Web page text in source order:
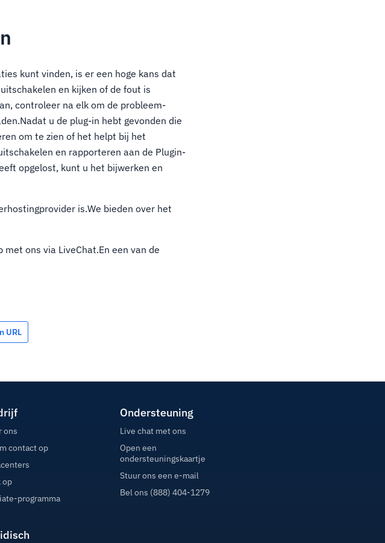
kunt vinden, is er een hoge kans dat
en kijken of de fout is
controleer na elk om de probleem-
u de plug-in hebt gevonden die
om te zien of het helpt bij het
en rapporteren aan de Plugin-
opgelost, kunt u het bijwerken en
is.We bieden over het
ons via LiveChat.En een van de
URL
ons
contact op
op
programma
Ondersteuning
Live chat met ons
Open een
ondersteuningskaartje
Stuur ons een e-mail
Bel ons (888) 404-1279